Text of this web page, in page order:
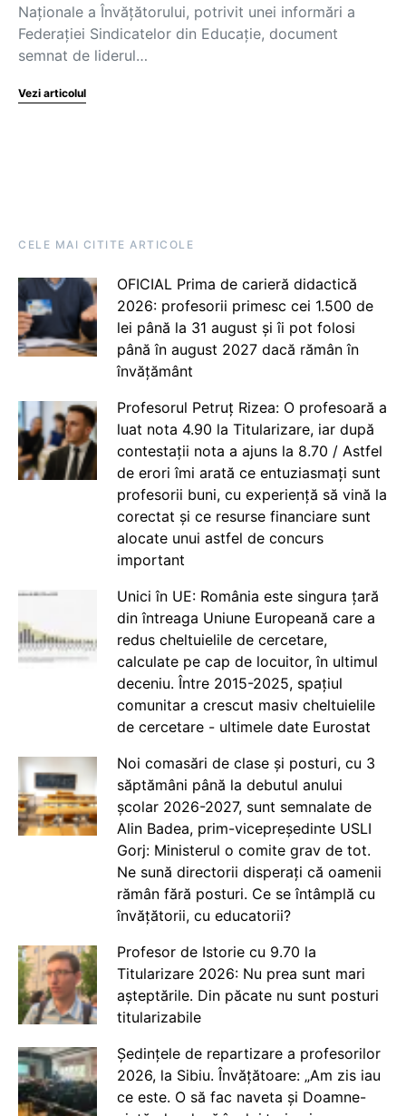
Naționale a Învățătorului, potrivit unei informări a
Federației Sindicatelor din Educație, document
semnat de liderul…
Vezi articolul
CELE MAI CITITE ARTICOLE
OFICIAL Prima de carieră didactică
2026: profesorii primesc cei 1.500 de
lei până la 31 august și îi pot folosi
până în august 2027 dacă rămân în
învățământ
Profesorul Petruț Rizea: O profesoară a
luat nota 4.90 la Titularizare, iar după
contestații nota a ajuns la 8.70 / Astfel
de erori îmi arată ce entuziasmați sunt
profesorii buni, cu experiență să vină la
corectat și ce resurse financiare sunt
alocate unui astfel de concurs
important
Unici în UE: România este singura țară
din întreaga Uniune Europeană care a
redus cheltuielile de cercetare,
calculate pe cap de locuitor, în ultimul
deceniu. Între 2015-2025, spațiul
comunitar a crescut masiv cheltuielile
de cercetare - ultimele date Eurostat
Noi comasări de clase și posturi, cu 3
săptămâni până la debutul anului
școlar 2026-2027, sunt semnalate de
Alin Badea, prim-vicepreședinte USLI
Gorj: Ministerul o comite grav de tot.
Ne sună directorii disperați că oamenii
rămân fără posturi. Ce se întâmplă cu
învățătorii, cu educatorii?
Profesor de Istorie cu 9.70 la
Titularizare 2026: Nu prea sunt mari
așteptările. Din păcate nu sunt posturi
titularizabile
Ședințele de repartizare a profesorilor
2026, la Sibiu. Învățătoare: „Am zis iau
ce este. O să fac naveta și Doamne-